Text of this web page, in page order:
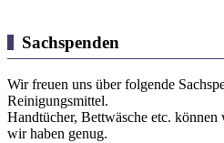
Sachspenden
Wir freuen uns über folgende
Reinigungsmittel.
Handtücher, Bettwäsche etc.
wir haben genug.